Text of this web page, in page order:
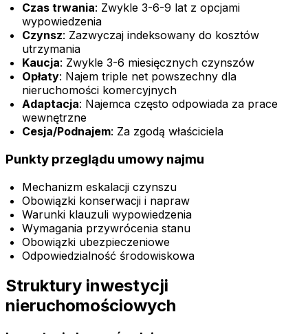
Czas trwania: Zwykle 3-6-9 lat z opcjami
wypowiedzenia
Czynsz: Zazwyczaj indeksowany do kosztów
utrzymania
Kaucja: Zwykle 3-6 miesięcznych czynszów
Opłaty: Najem triple net powszechny dla
nieruchomości komercyjnych
Adaptacja: Najemca często odpowiada za prace
wewnętrzne
Cesja/Podnajem: Za zgodą właściciela
Punkty przeglądu umowy najmu
Mechanizm eskalacji czynszu
Obowiązki konserwacji i napraw
Warunki klauzuli wypowiedzenia
Wymagania przywrócenia stanu
Obowiązki ubezpieczeniowe
Odpowiedzialność środowiskowa
Struktury inwestycji
nieruchomościowych